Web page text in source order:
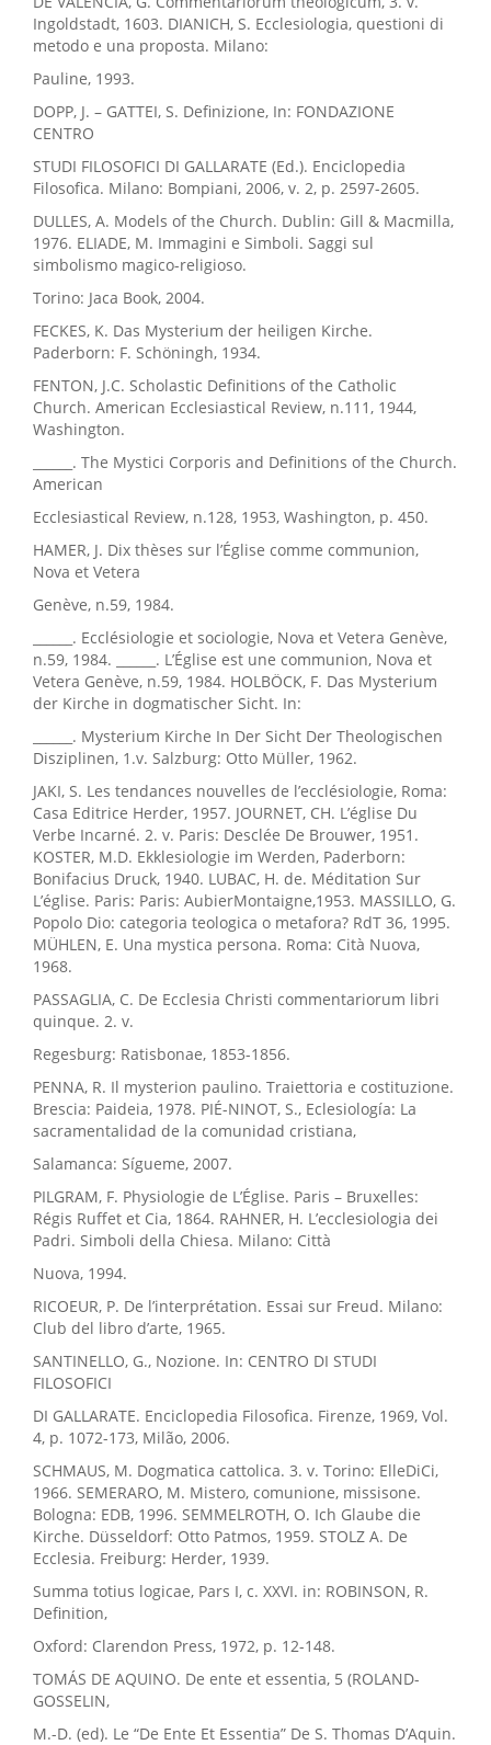
Ingoldstadt, 1603. DIANICH, S. Ecclesiologia, questioni di
metodo e una proposta. Milano:
Pauline, 1993.
DOPP, J. – GATTEI, S. Definizione, In: FONDAZIONE
CENTRO
STUDI FILOSOFICI DI GALLARATE (Ed.). Enciclopedia
Filosofica. Milano: Bompiani, 2006, v. 2, p. 2597-2605.
DULLES, A. Models of the Church. Dublin: Gill & Macmilla,
1976. ELIADE, M. Immagini e Simboli. Saggi sul
simbolismo magico-religioso.
Torino: Jaca Book, 2004.
FECKES, K. Das Mysterium der heiligen Kirche.
Paderborn: F. Schöningh, 1934.
FENTON, J.C. Scholastic Definitions of the Catholic
Church. American Ecclesiastical Review, n.111, 1944,
Washington.
______. The Mystici Corporis and Definitions of the Church.
American
Ecclesiastical Review, n.128, 1953, Washington, p. 450.
HAMER, J. Dix thèses sur l’Église comme communion,
Nova et Vetera
Genève, n.59, 1984.
______. Ecclésiologie et sociologie, Nova et Vetera Genève,
n.59, 1984. ______. L’Église est une communion, Nova et
Vetera Genève, n.59, 1984. HOLBÖCK, F. Das Mysterium
der Kirche in dogmatischer Sicht. In:
______. Mysterium Kirche In Der Sicht Der Theologischen
Disziplinen, 1.v. Salzburg: Otto Müller, 1962.
JAKI, S. Les tendances nouvelles de l’ecclésiologie, Roma:
Casa Editrice Herder, 1957. JOURNET, CH. L’église Du
Verbe Incarné. 2. v. Paris: Desclée De Brouwer, 1951.
KOSTER, M.D. Ekklesiologie im Werden, Paderborn:
Bonifacius Druck, 1940. LUBAC, H. de. Méditation Sur
L’église. Paris: Paris: AubierMontaigne,1953. MASSILLO, G.
Popolo Dio: categoria teologica o metafora? RdT 36, 1995.
MÜHLEN, E. Una mystica persona. Roma: Cità Nuova,
1968.
PASSAGLIA, C. De Ecclesia Christi commentariorum libri
quinque. 2. v.
Regesburg: Ratisbonae, 1853-1856.
PENNA, R. Il mysterion paulino. Traiettoria e costituzione.
Brescia: Paideia, 1978. PIÉ-NINOT, S., Eclesiología: La
sacramentalidad de la comunidad cristiana,
Salamanca: Sígueme, 2007.
PILGRAM, F. Physiologie de L’Église. Paris – Bruxelles:
Régis Ruffet et Cia, 1864. RAHNER, H. L’ecclesiologia dei
Padri. Simboli della Chiesa. Milano: Città
Nuova, 1994.
RICOEUR, P. De l’interprétation. Essai sur Freud. Milano:
Club del libro d’arte, 1965.
SANTINELLO, G., Nozione. In: CENTRO DI STUDI
FILOSOFICI
DI GALLARATE. Enciclopedia Filosofica. Firenze, 1969, Vol.
4, p. 1072-173, Milão, 2006.
SCHMAUS, M. Dogmatica cattolica. 3. v. Torino: ElleDiCi,
1966. SEMERARO, M. Mistero, comunione, missisone.
Bologna: EDB, 1996. SEMMELROTH, O. Ich Glaube die
Kirche. Düsseldorf: Otto Patmos, 1959. STOLZ A. De
Ecclesia. Freiburg: Herder, 1939.
Summa totius logicae, Pars I, c. XXVI. in: ROBINSON, R.
Definition,
Oxford: Clarendon Press, 1972, p. 12-148.
TOMÁS DE AQUINO. De ente et essentia, 5 (ROLAND-
GOSSELIN,
M.-D. (ed). Le “De Ente Et Essentia” De S. Thomas D’Aquin.